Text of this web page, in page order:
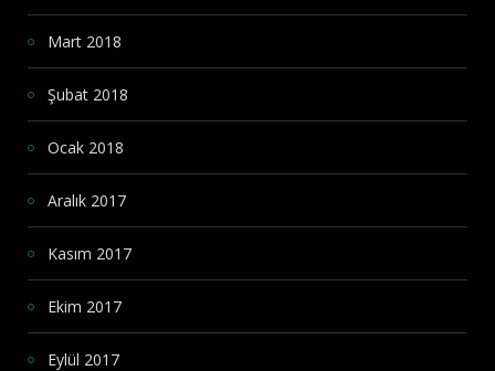
Mart 2018
Şubat 2018
Ocak 2018
Aralık 2017
Kasım 2017
Ekim 2017
Eylül 2017